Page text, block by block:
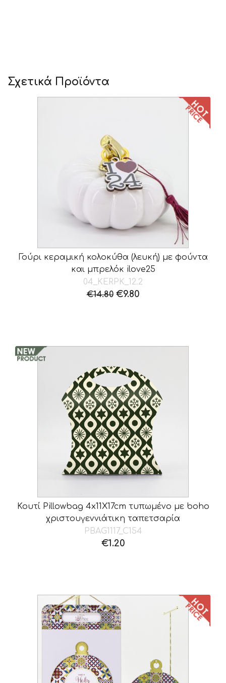
Σχετικά Προϊόντα
Γούρι κεραμική κολοκύθα (λευκή) με φούντα
και μπρελόκ ilove25
04_KERPK_12.2
€14.80 Original
€9.80Η
Κουτί Pillowbag 4x11X17cm τυπωμένο με boho
χριστουγεννιάτικη ταπετσαρία
PBAG1117_C154
€1.20